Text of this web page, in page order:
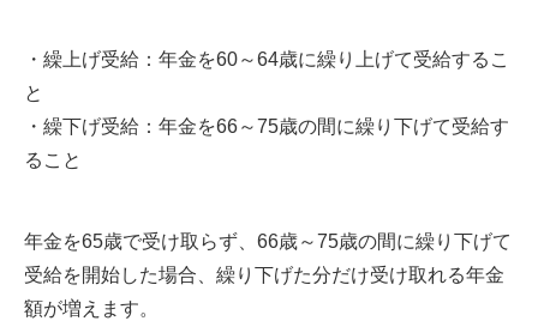
・繰上げ受給：年金を60～64歳に繰り上げて受給するこ
と
・繰下げ受給：年金を66～75歳の間に繰り下げて受給す
ること
年金を65歳で受け取らず、66歳～75歳の間に繰り下げて
受給を開始した場合、繰り下げた分だけ受け取れる年金
額が増えます。